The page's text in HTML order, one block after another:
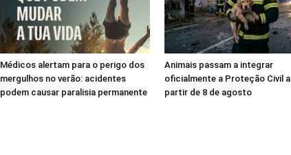
Médicos alertam para o perigo dos
mergulhos no verão: acidentes
podem causar paralisia permanente
Animais passam a integrar
oficialmente a Proteção Civil a
partir de 8 de agosto